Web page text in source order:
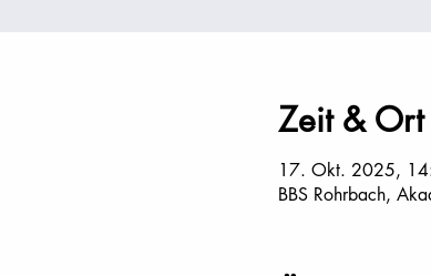
Zeit & Ort
17. Okt. 2025,
BBS Rohrbach,